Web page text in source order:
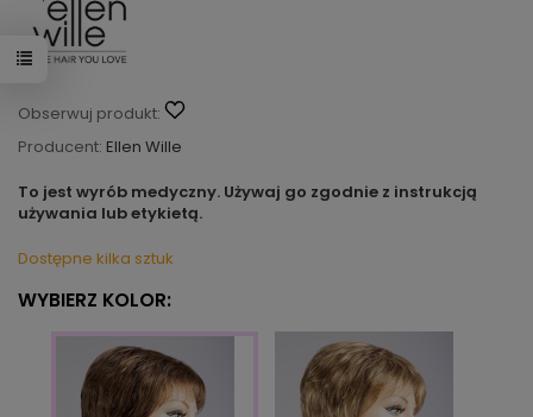
Obserwuj produkt:
Producent: Ellen Wille
To jest wyrób medyczny. Używaj go zgodnie z instrukcją
używania lub etykietą.
Dostępne kilka sztuk
WYBIERZ KOLOR: